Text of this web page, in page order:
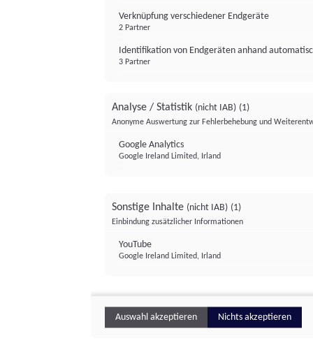
Verknüpfung verschiedener Endgeräte
2 Partner
Identifikation von Endgeräten anhand
3 Partner
Analyse / Statistik (nicht IAB) (1)
Anonyme Auswertung zur Fehlerbehebung und
Google Analytics
Google Ireland Limited, Irland
Sonstige Inhalte (nicht IAB) (1)
Einbindung zusätzlicher Informationen
YouTube
Google Ireland Limited, Irland
Auswahl akzeptieren Nichts akzeptieren